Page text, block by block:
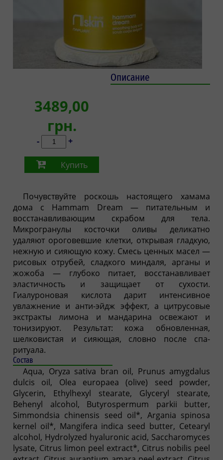
3489,00
грн.
- +
Купить
Описание
Почувствуйте роскошь настоящего хамама
дома с Hammam Dream — питательным и
восстанавливающим скрабом для тела.
Микрогранулы косточки оливы деликатно
удаляют ороговевшие клетки, открывая гладкую,
нежную и сияющую кожу. Смесь ценных масел —
рисовых отрубей, сладкого миндаля, арганы и
жожоба — глубоко питает, восстанавливает
эластичность и защищает от сухости.
Гиалуроновая кислота дарит интенсивное
увлажнение и анти-эйдж эффект, а цитрусовые
экстракты лимона и мандарина освежают и
тонизируют. Результат: кожа обновленная,
шелковистая и сияющая, словно после спа-
ритуала.
Состав
Aqua, Oryza sativa bran oil, Prunus amygdalus
dulcis oil, Olea europaea (olive) seed powder,
Glycerin, Ethylhexyl stearate, Glyceryl stearate,
Behenyl alcohol, Butyrospermum parkii butter,
Simmondsia chinensis seed oil*, Argania spinosa
kernel oil*, Mangifera indica seed butter, Cetearyl
alcohol, Hydrolyzed hyaluronic acid, Saccharomyces
lysate, Citrus limon peel extract*, Citrus nobilis peel